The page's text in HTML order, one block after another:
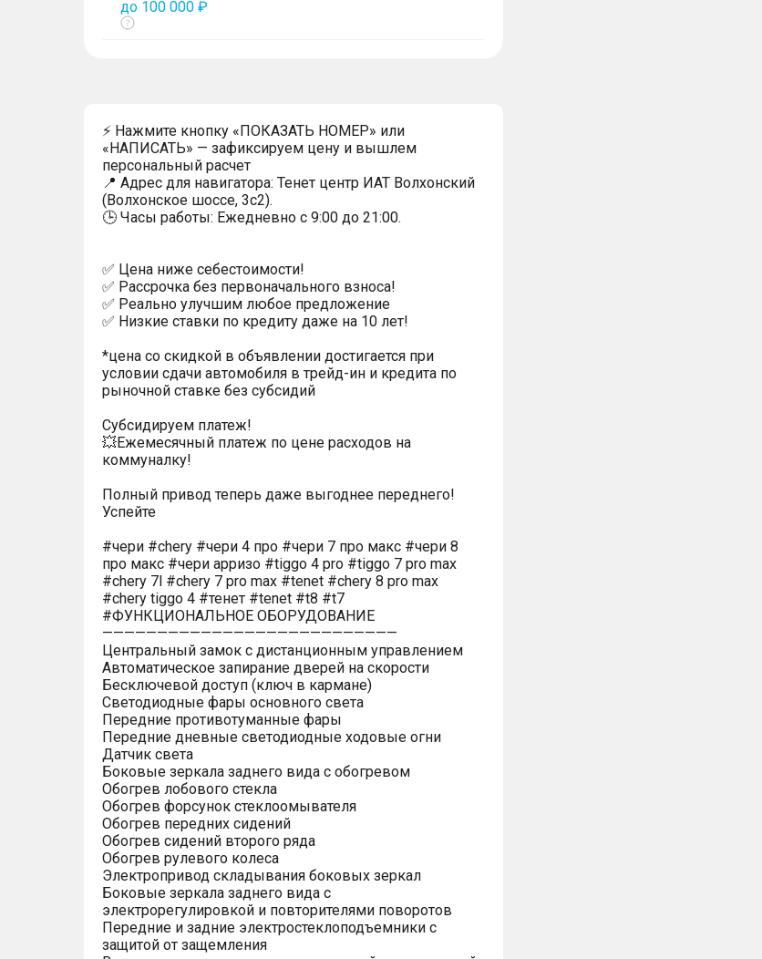
до 100 000 ₽
Показать
⚡ Нажмите кнопку «ПОКАЗАТЬ НОМЕР» или
«НАПИСАТЬ» — зафиксируем цену и вышлем
персональный расчет
📍 Адрес для навигатора: Тенет центр ИАТ Волхонский
(Волхонское шоссе, 3с2).
🕒 Часы работы: Ежедневно с 9:00 до 21:00.
✅ Цена ниже себестоимости!
✅ Рассрочка без первоначального взноса!
✅ Реально улучшим любое предложение
✅ Низкие ставки по кредиту даже на 10 лет!
*цена со скидкой в объявлении достигается при
условии сдачи автомобиля в трейд-ин и кредита по
рыночной ставке без субсидий
Субсидируем платеж!
💥Ежемесячный платеж по цене расходов на
коммуналку!
Полный привод теперь даже выгоднее переднего!
Успейте
#чери #chery #чери 4 про #чери 7 про макс #чери 8
про макс #чери арризо #tiggo 4 pro #tiggo 7 pro max
#chery 7l #chery 7 pro max #tenet #chery 8 pro max
#chery tiggo 4 #тенет #tenet #t8 #t7
#ФУНКЦИОНАЛЬНОЕ ОБОРУДОВАНИЕ
———————————————————————————
Центральный замок с дистанционным управлением
Автоматическое запирание дверей на скорости
Бесключевой доступ (ключ в кармане)
Светодиодные фары основного света
Передние противотуманные фары
Передние дневные светодиодные ходовые огни
Датчик света
Боковые зеркала заднего вида с обогревом
Обогрев лобового стекла
Обогрев форсунок стеклоомывателя
Обогрев передних сидений
Обогрев сидений второго ряда
Обогрев рулевого колеса
Электропривод складывания боковых зеркал
Боковые зеркала заднего вида с
электрорегулировкой и повторителями поворотов
Передние и задние электростеклоподъемники с
защитой от защемления